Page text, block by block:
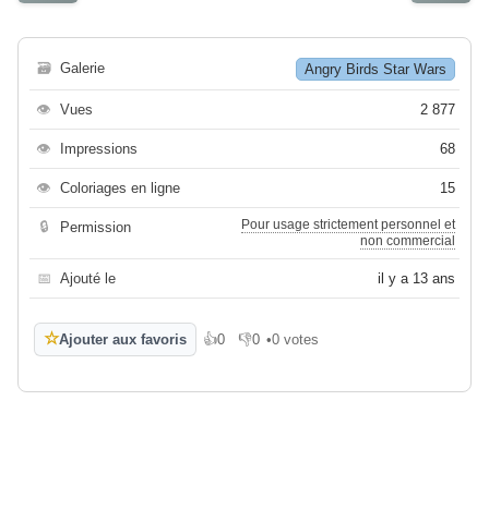
🗃 Galerie Angry Birds Star Wars
👁 Vues 2 877
👁 Impressions 68
👁 Coloriages en ligne 15
🔒 Permission
Pour usage strictement personnel et
non commercial
📅 Ajouté le il y a 13 ans
☆Ajouter aux favoris 👍0
J'aime👎0
Je n'aime pas
•0 votes